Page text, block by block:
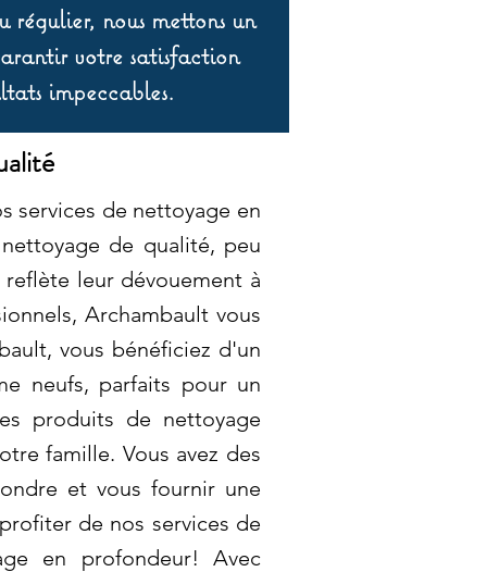
régulier, nous mettons un
votre satisfaction
impeccables.
services de nettoyage en
de qualité, peu
leur dévouement à
Archambault vous
vous bénéficiez d'un
neufs, parfaits pour un
produits de nettoyage
famille. Vous avez des
et vous fournir une
de nos services de
en profondeur! Avec